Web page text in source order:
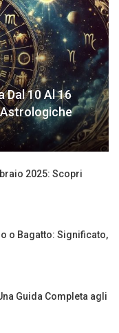
Dal 10 Al 16
2025: Scopri
o Bagatto: Significato,
Guida Completa agli